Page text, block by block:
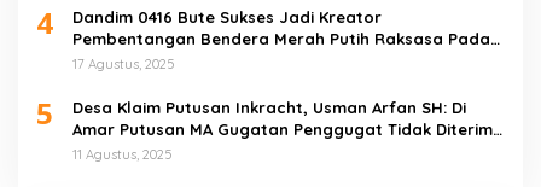
4
Dandim 0416 Bute Sukses Jadi Kreator
Pembentangan Bendera Merah Putih Raksasa Pada
Peringatan HUT RI ke 80 di Tebo
17 Agustus, 2025
5
Desa Klaim Putusan Inkracht, Usman Arfan SH: Di
Amar Putusan MA Gugatan Penggugat Tidak Diterima
(NO)
11 Agustus, 2025